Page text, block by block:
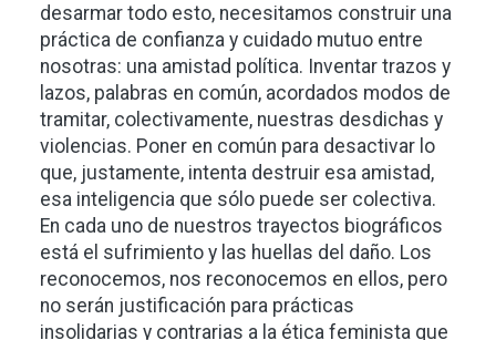
desarmar todo esto, necesitamos construir una
práctica de confianza y cuidado mutuo entre
nosotras: una amistad política. Inventar trazos y
lazos, palabras en común, acordados modos de
tramitar, colectivamente, nuestras desdichas y
violencias. Poner en común para desactivar lo
que, justamente, intenta destruir esa amistad,
esa inteligencia que sólo puede ser colectiva.
En cada uno de nuestros trayectos biográficos
está el sufrimiento y las huellas del daño. Los
reconocemos, nos reconocemos en ellos, pero
no serán justificación para prácticas
insolidarias y contrarias a la ética feminista que